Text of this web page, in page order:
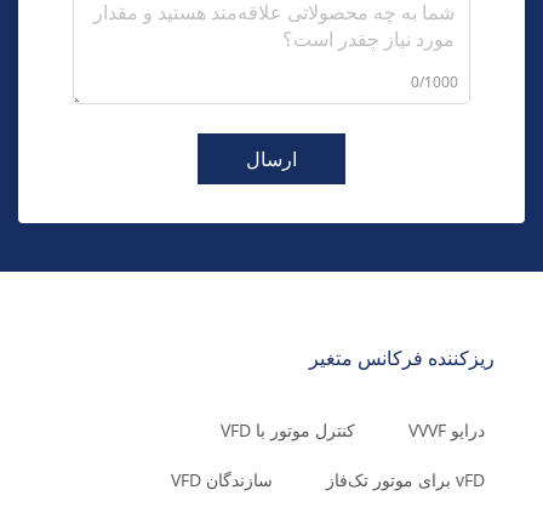
0/1000
ارسال
ریزکننده فرکانس متغیر
درایو VVVF کنترل موتور با VFD
vFD برای موتور تک‌فاز سازندگان VFD